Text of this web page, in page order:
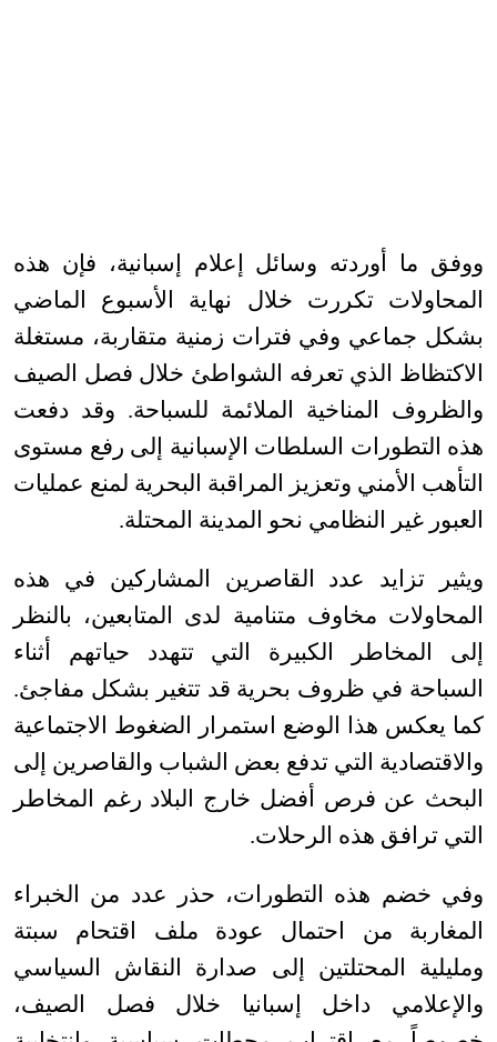
ووفق ما أوردته وسائل إعلام إسبانية، فإن هذه
المحاولات تكررت خلال نهاية الأسبوع الماضي
بشكل جماعي وفي فترات زمنية متقاربة، مستغلة
الاكتظاظ الذي تعرفه الشواطئ خلال فصل الصيف
والظروف المناخية الملائمة للسباحة. وقد دفعت
هذه التطورات السلطات الإسبانية إلى رفع مستوى
التأهب الأمني وتعزيز المراقبة البحرية لمنع عمليات
العبور غير النظامي نحو المدينة المحتلة.
ويثير تزايد عدد القاصرين المشاركين في هذه
المحاولات مخاوف متنامية لدى المتابعين، بالنظر
إلى المخاطر الكبيرة التي تتهدد حياتهم أثناء
السباحة في ظروف بحرية قد تتغير بشكل مفاجئ.
كما يعكس هذا الوضع استمرار الضغوط الاجتماعية
والاقتصادية التي تدفع بعض الشباب والقاصرين إلى
البحث عن فرص أفضل خارج البلاد رغم المخاطر
التي ترافق هذه الرحلات.
وفي خضم هذه التطورات، حذر عدد من الخبراء
المغاربة من احتمال عودة ملف اقتحام سبتة
ومليلية المحتلتين إلى صدارة النقاش السياسي
والإعلامي داخل إسبانيا خلال فصل الصيف،